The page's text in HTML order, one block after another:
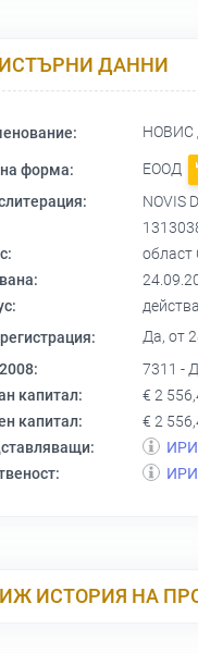
ДАННИ
НОВИС
форма:
ЕООД
NOVIS
Да, от
7311 -
капитал:
€ 2
капитал:
€ 2
ИСТОРИЯ НА